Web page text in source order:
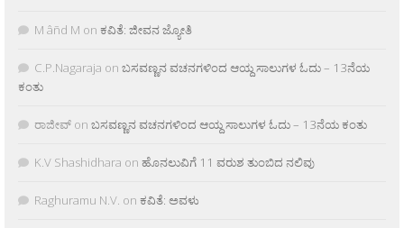
M âñd M on ಕವಿತೆ: ಜೀವನ ಜ್ಯೋತಿ
C.P.Nagaraja on ಬಸವಣ್ಣನ ವಚನಗಳಿಂದ ಆಯ್ದ ಸಾಲುಗಳ ಓದು – 13ನೆಯ
ಕಂತು
ರಾಜೀವ್ on ಬಸವಣ್ಣನ ವಚನಗಳಿಂದ ಆಯ್ದ ಸಾಲುಗಳ ಓದು – 13ನೆಯ ಕಂತು
K.V Shashidhara on ಹೊನಲುವಿಗೆ 11 ವರುಶ ತುಂಬಿದ ನಲಿವು
Raghuramu N.V. on ಕವಿತೆ: ಅವಳು